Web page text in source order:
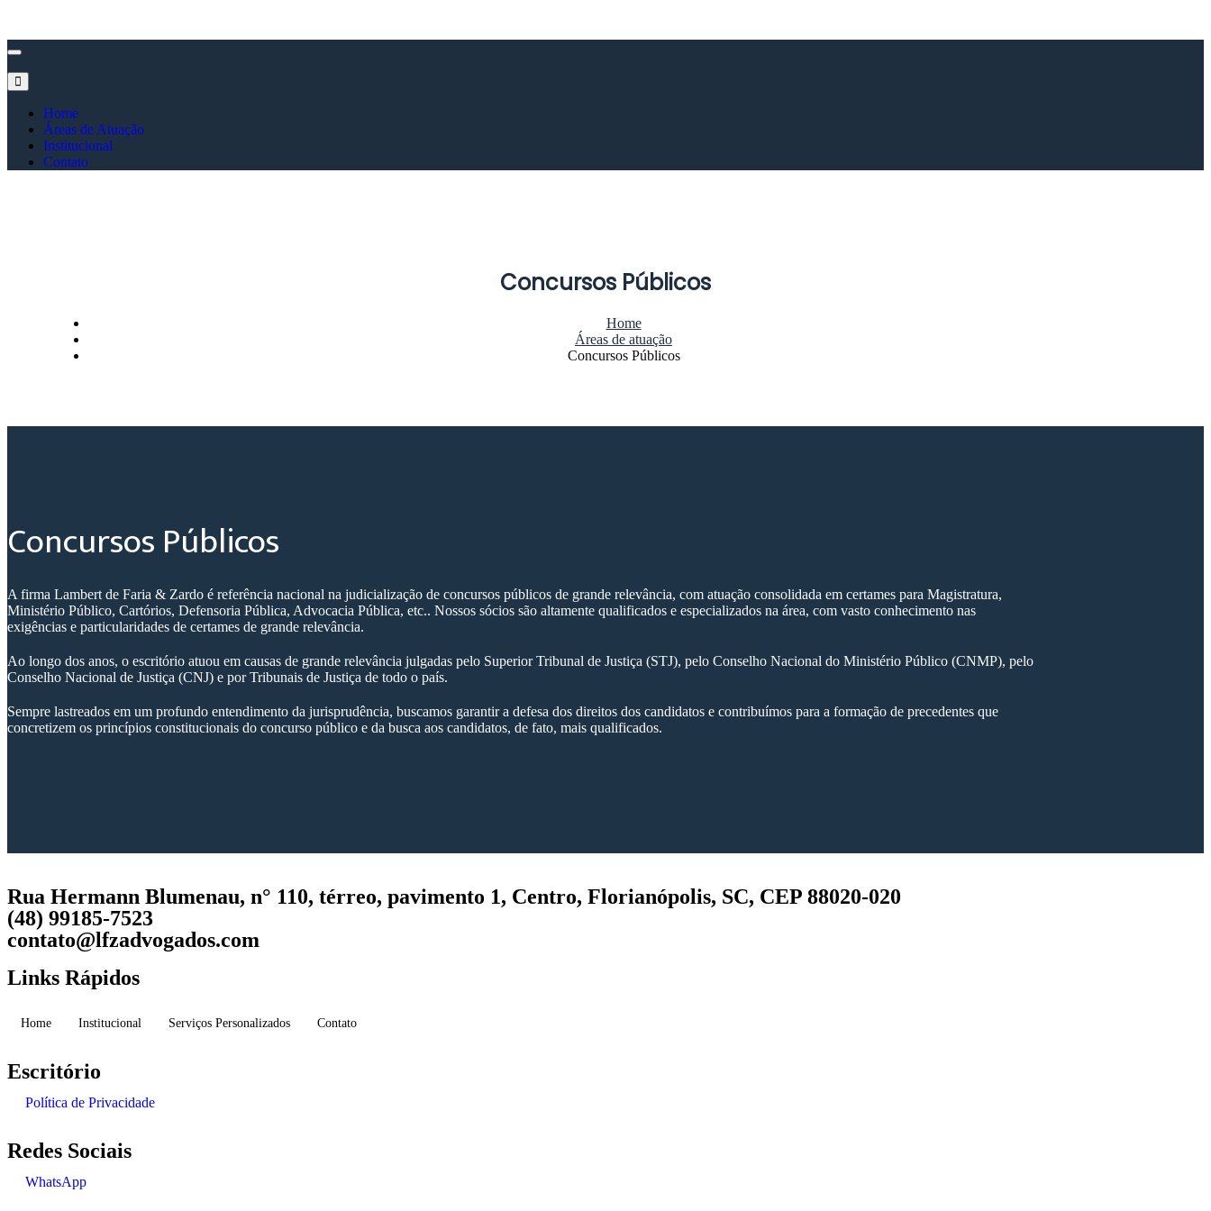
Toggle
navigation
Home
Áreas de Atuação
Institucional
Contato
Concursos Públicos
Home
Áreas de atuação
Concursos Públicos
Concursos Públicos
A firma Lambert de Faria & Zardo é referência nacional na judicialização de concursos públicos de grande relevância, com atuação consolidada em certames para Magistratura,
Ministério Público, Cartórios, Defensoria Pública, Advocacia Pública, etc.. Nossos sócios são altamente qualificados e especializados na área, com vasto conhecimento nas
exigências e particularidades de certames de grande relevância.
Ao longo dos anos, o escritório atuou em causas de grande relevância julgadas pelo Superior Tribunal de Justiça (STJ), pelo Conselho Nacional do Ministério Público (CNMP), pelo
Conselho Nacional de Justiça (CNJ) e por Tribunais de Justiça de todo o país.
Sempre lastreados em um profundo entendimento da jurisprudência, buscamos garantir a defesa dos direitos dos candidatos e contribuímos para a formação de precedentes que
concretizem os princípios constitucionais do concurso público e da busca aos candidatos, de fato, mais qualificados.
Rua Hermann Blumenau, n° 110, térreo, pavimento 1, Centro, Florianópolis, SC, CEP 88020-020
(48) 99185-7523
contato@lfzadvogados.com
Links Rápidos
Home Institucional Serviços Personalizados Contato
Escritório
Política de Privacidade
Redes Sociais
WhatsApp